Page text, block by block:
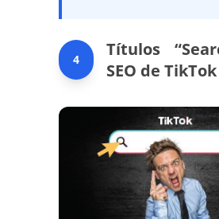
4
Títulos
SEO de TikTok